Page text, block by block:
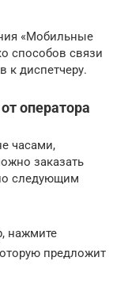
«Мобильные
способов связи
к диспетчеру.
оператора
часами,
заказать
следующим
нажмите
предложит